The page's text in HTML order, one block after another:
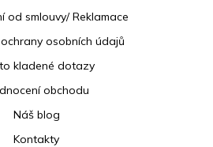
od smlouvy/ Reklamace
osobních údajů
kladené dotazy
obchodu
Náš blog
Kontakty